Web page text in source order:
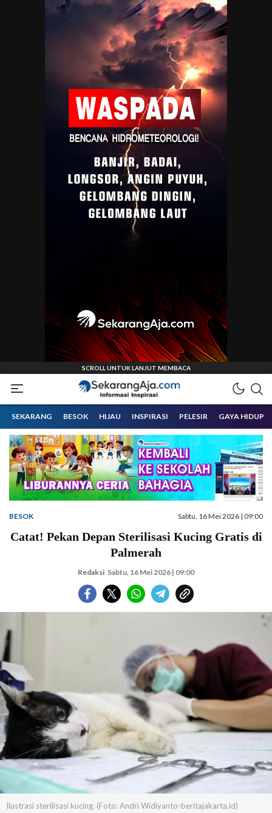
Sekarangaja
Informasi Inspirasi Malang Raya
SEKARANG BESOK HIJAU INSPIRASI PELESIR GAYA HIDUP
BESOK Sabtu, 16 Mei 2026 | 09:00
Catat! Pekan Depan Sterilisasi Kucing Gratis di
Palmerah
Redaksi Sabtu, 16 Mei 2026 | 09:00
Ilustrasi sterilisasi kucing. (Foto: Andri Widiyanto-beritajakarta.id)